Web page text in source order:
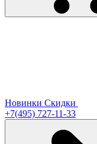
Новинки Скидки
+7(495) 727-11-33